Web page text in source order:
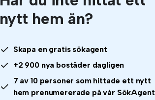
nytt hem än?
Skapa en gratis sökagent
+2 900 nya bostäder dagligen
7 av 10 personer som hittade ett nytt
hem prenumererade på vår SökAgent